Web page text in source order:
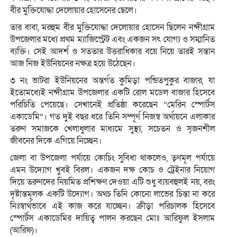
বীর মুক্তিযোদ্ধা দেলোয়ার হোসেনের ছেলে।
তার বাবা, মরহুম বীর মুক্তিযোদ্ধা দেলোয়ার হোসেন ছিলেন নন্দীগ্রাম
উপজেলার মধ্যে প্রথম ম্যাজিস্ট্রেট এবং একজন সৎ যোগ্য ও সম্মানিত
ব্যক্তি। সেই আদর্শ ও সততার উত্তরাধিকার বয়ে নিয়ে তারই সন্তান
আজ নিজ ইউনিয়নের নক্ষত্র হয়ে উঠেছেন।
৩ নং ভাটরা ইউনিয়নের অন্তর্গত কুমিড়া পন্ডিতপুকুর বাজার, যা
ইতোমধ্যেই নন্দীগ্রাম উপজেলার একটি রোল মডেল বাজার হিসেবে
পরিচিতি পেয়েছে। সেখানেই প্রতিষ্ঠা করেছেন “মেরিন স্পোর্টস
একাডেমি”। গত দুই বছর ধরে তিনি সম্পূর্ণ নিজস্ব অর্থায়নে এলাকার
তরুণ সমাজকে খেলাধুলার মাধ্যমে সুস্থ্য, সচেতন ও সৃজনশীল
জীবনের দিকে এগিয়ে নিচ্ছেন।
জেলা বা উপজেলা পর্যায়ে কোচিং সুবিধা থাকলেও, তৃণমূল পর্যায়ে
এমন উদ্যোগ খুবই বিরল। একজন দক্ষ কোচ ও ট্রেইনার নিয়োগ
দিয়ে তরুণদের নিয়মিত প্রশিক্ষণ দেওয়া এটি শুধু ব্যয়বহুলই নয়, বরং
দৃষ্টান্তমূলক একটি উদ্যোগ। অথচ তিনি কোনো লাভের চিন্তা না করে
নিঃস্বার্থভাবে এই কাজ করে যাচ্ছেন। ক্রীড়া পরিচালক হিসেবে
স্পোর্টস একাডেমির দায়িত্ব পালন করছেন মোঃ আরিফুল ইসলাম
(আরিফ)।